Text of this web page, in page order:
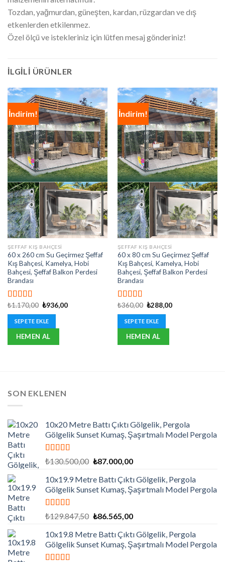
Tozdan, yağmurdan, güneşten, kardan, rüzgardan ve dış
etkenlerden etkilenmez.
Özel ölçü ve istekleriniz için lütfen mesaj gönderiniz!
İLGILI ÜRÜNLER
İndirim!
ŞEFFAF KIŞ BAHÇESI
60 x 260 cm Su Geçirmez Şeffaf
Kış Bahçesi, Kamelya, Hobi
Bahçesi, Şeffaf Balkon Perdesi
Brandası
5 üzerinden
5.00oy aldı
₺1.170,00 Orijinal
₺1.170,00.
₺936,00Şu
SEPETE EKLE
HEMEN AL
İndirim!
ŞEFFAF KIŞ BAHÇESI
60 x 80 cm Su Geçirmez Şeffaf
Kış Bahçesi, Kamelya, Hobi
Bahçesi, Şeffaf Balkon Perdesi
Brandası
5 üzerinden
5.00oy aldı
₺360,00 Orijinal
₺360,00.
₺288,00Şu
SEPETE EKLE
HEMEN AL
SON EKLENEN
10x20 Metre Battı Çıktı Gölgelik, Pergola
Gölgelik Sunset Kumaş, Şaşırtmalı Model Pergola
5 üzerinden
oy aldı
₺130.500,00 Orijinal
₺130.500,00.
₺87.000,00Şu
fiyat:
₺87.000,00.
10x19.9 Metre Battı Çıktı Gölgelik, Pergola
Gölgelik Sunset Kumaş, Şaşırtmalı Model Pergola
5 üzerinden
oy aldı
₺129.847,50 Orijinal
₺129.847,50.
₺86.565,00Şu
fiyat:
₺86.565,00.
10x19.8 Metre Battı Çıktı Gölgelik, Pergola
Gölgelik Sunset Kumaş, Şaşırtmalı Model Pergola